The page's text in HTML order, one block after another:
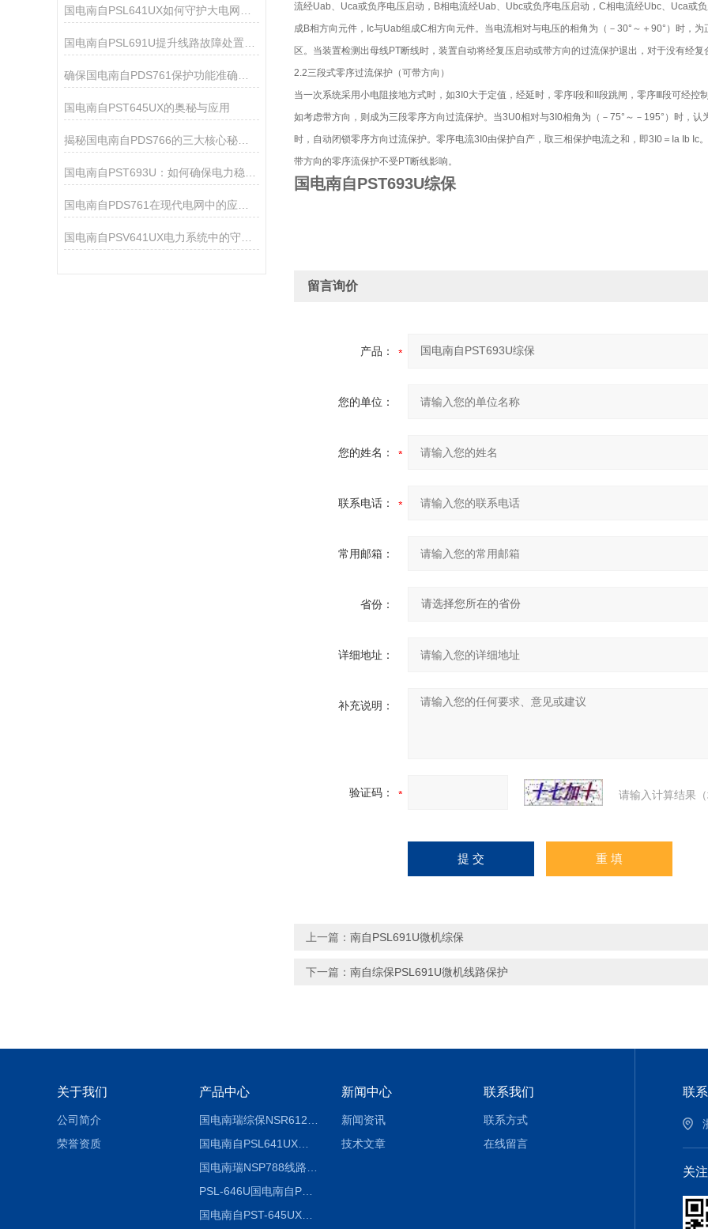
国电南自PST645UX的奥秘与应用
揭秘国电南自PDS766的三大核心秘密！
流经Uab、Uca或负序电压启动，B相电流经Uab、Ubc或负序电压启动，C相电流经Ubc、Uca或
成B相方向元件，Ic与Uab组成C相方向元件。当电流相对与电压的相角为（－30°～＋90°）时，
区。当装置检测出母线PT断线时，装置自动将经复压启动或带方向的过流保护退出，对于没有经
2.2三段式零序过流保护（可带方向）
当一次系统采用小电阻接地方式时，如3I0大于定值，经延时，零序I段和II段跳闸，零序Ⅲ段可经控
如考虑带方向，则成为三段零序方向过流保护。当3U0相对与3I0相角为（－75°～－195°）时，
时，自动闭锁零序方向过流保护。零序电流3I0由保护自产，取三相保护电流之和，即3I0＝Ia Ib
带方向的零序流保护不受PT断线影响。
国电南自PST693U综保
留言询价
产品：
您的单位：
您的姓名：
联系电话：
常用邮箱：
省份：
详细地址：
补充说明：
验证码： 请输入计算结果
上一篇： 南自PSL691U微机综保
下一篇： 南自综保PSL691U微机线路保护
关于我们
公司简介
荣誉资质
产品中心
国电南自PSL641UX使用说明书
PSL-646U国电南自PSL646U综合保护装置
国电南自PST-645UX微机综保
新闻中心
新闻资讯
技术文章
联系我们
联系方式
在线留言
联
关